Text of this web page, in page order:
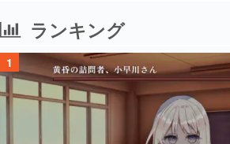
ランキング
1